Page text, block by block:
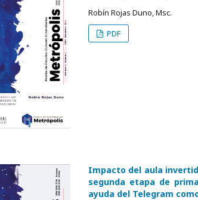
Robín Rojas Duno, Msc.
PDF
Impacto del aula
segunda etapa de
ayuda del Telegram